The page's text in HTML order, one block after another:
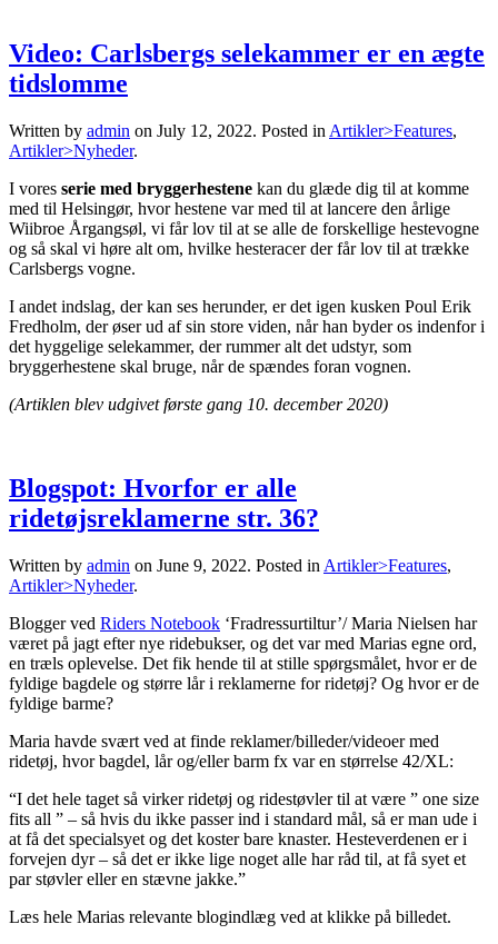
Video: Carlsbergs selekammer er en ægte
tidslomme
Written by admin on July 12, 2022. Posted in Artikler>Features,
Artikler>Nyheder.
I vores serie med bryggerhestene kan du glæde dig til at komme
med til Helsingør, hvor hestene var med til at lancere den årlige
Wiibroe Årgangsøl, vi får lov til at se alle de forskellige hestevogne
og så skal vi høre alt om, hvilke hesteracer der får lov til at trække
Carlsbergs vogne.
I andet indslag, der kan ses herunder, er det igen kusken Poul Erik
Fredholm, der øser ud af sin store viden, når han byder os indenfor i
det hyggelige selekammer, der rummer alt det udstyr, som
bryggerhestene skal bruge, når de spændes foran vognen.
(Artiklen blev udgivet første gang 10. december 2020)
Blogspot: Hvorfor er alle
ridetøjsreklamerne str. 36?
Written by admin on June 9, 2022. Posted in Artikler>Features,
Artikler>Nyheder.
Blogger ved Riders Notebook ‘Fradressurtiltur’/ Maria Nielsen har
været på jagt efter nye ridebukser, og det var med Marias egne ord,
en træls oplevelse. Det fik hende til at stille spørgsmålet, hvor er de
fyldige bagdele og større lår i reklamerne for ridetøj? Og hvor er de
fyldige barme?
Maria havde svært ved at finde reklamer/billeder/videoer med
ridetøj, hvor bagdel, lår og/eller barm fx var en størrelse 42/XL:
“I det hele taget så virker ridetøj og ridestøvler til at være ” one size
fits all ” – så hvis du ikke passer ind i standard mål, så er man ude i
at få det specialsyet og det koster bare knaster. Hesteverdenen er i
forvejen dyr – så det er ikke lige noget alle har råd til, at få syet et
par støvler eller en stævne jakke.”
Læs hele Marias relevante blogindlæg ved at klikke på billedet.